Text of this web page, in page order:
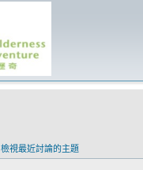
檢視最近討論的主題